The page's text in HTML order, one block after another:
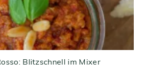
Blitzschnell im Mixer